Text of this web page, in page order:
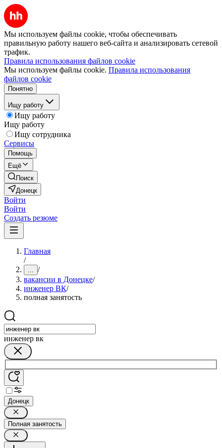
Мы используем файлы cookie, чтобы обеспечивать
правильную работу нашего веб-сайта и анализировать сетевой
трафик.
Правила использования файлов cookie
Мы используем файлы cookie. Правила использования
файлов cookie
Понятно
Ищу работу
Ищу работу
Ищу работу
Ищу сотрудника
Сервисы
Помощь
Ещё
Поиск
Донецк
Войти
Войти
Создать резюме
Главная
/
... /
вакансии в Донецке/
инженер ВК/
полная занятость
инженер вк
Донецк
Полная занятость